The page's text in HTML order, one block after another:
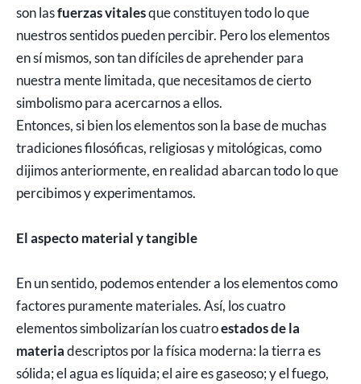
son lasfuerzas vitalesque constituyen todo lo que
nuestros sentidos pueden percibir. Pero los elementos
en sí mismos, son tan difíciles de aprehender para
nuestra mente limitada, que necesitamos de cierto
simbolismo para acercarnos a ellos.
Entonces, si bien los elementos son la base de muchas
tradiciones filosóficas, religiosas y mitológicas, como
dijimos anteriormente, en realidad abarcan todo lo que
percibimos y experimentamos.
El aspecto material y tangible
En un sentido, podemos entender a los elementos como
factores puramente materiales. Así, los cuatro
elementos simbolizarían los cuatroestados de la
materiadescriptos por la física moderna: la tierra es
sólida; el agua es líquida; el aire es gaseoso; y el fuego,